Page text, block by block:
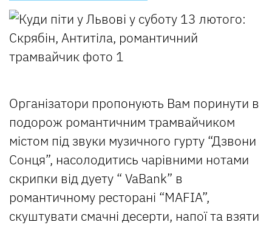
Організатори пропонують Вам поринути в
подорож романтичним трамвайчиком
містом під звуки музичного гурту “Дзвони
Сонця”, насолодитись чарівними нотами
скрипки від дуету “ VaBank” в
романтичному ресторані “MAFIA”,
скуштувати смачні десерти, напої та взяти